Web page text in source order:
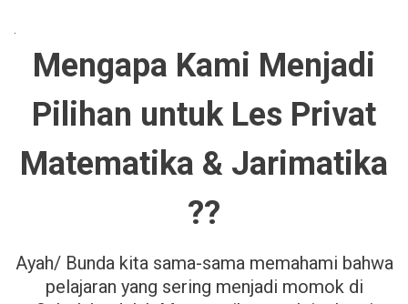
Mengapa Kami Menjadi
Pilihan untuk Les Privat
Matematika & Jarimatika
??
Ayah/ Bunda kita sama-sama memahami bahwa
pelajaran yang sering menjadi momok di